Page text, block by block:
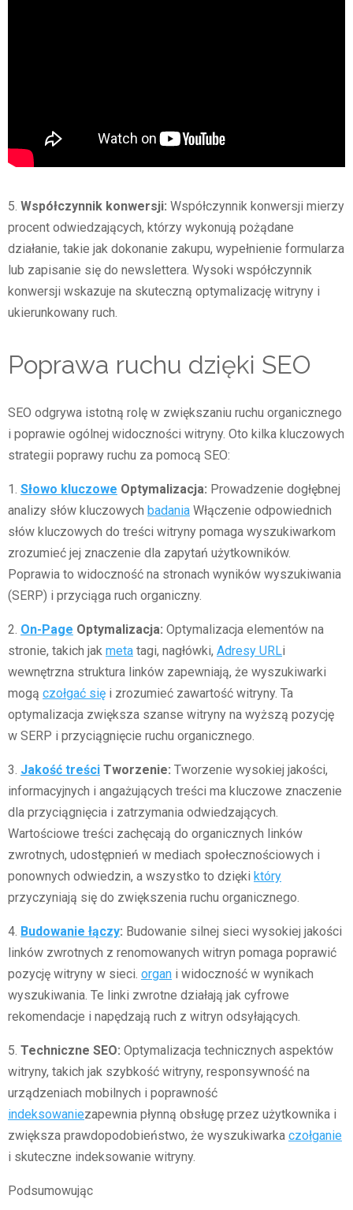
5. Współczynnik konwersji: Współczynnik konwersji mierzy
procent odwiedzających, którzy wykonują pożądane
działanie, takie jak dokonanie zakupu, wypełnienie formularza
lub zapisanie się do newslettera. Wysoki współczynnik
konwersji wskazuje na skuteczną optymalizację witryny i
ukierunkowany ruch.
Poprawa ruchu dzięki SEO
SEO odgrywa istotną rolę w zwiększaniu ruchu organicznego
i poprawie ogólnej widoczności witryny. Oto kilka kluczowych
strategii poprawy ruchu za pomocą SEO:
1. Słowo kluczowe Optymalizacja: Prowadzenie dogłębnej
analizy słów kluczowych badania Włączenie odpowiednich
słów kluczowych do treści witryny pomaga wyszukiwarkom
zrozumieć jej znaczenie dla zapytań użytkowników.
Poprawia to widoczność na stronach wyników wyszukiwania
(SERP) i przyciąga ruch organiczny.
2. On-Page Optymalizacja: Optymalizacja elementów na
stronie, takich jak meta tagi, nagłówki, Adresy URLi
wewnętrzna struktura linków zapewniają, że wyszukiwarki
mogą czołgać się i zrozumieć zawartość witryny. Ta
optymalizacja zwiększa szanse witryny na wyższą pozycję
w SERP i przyciągnięcie ruchu organicznego.
3. Jakość treści Tworzenie: Tworzenie wysokiej jakości,
informacyjnych i angażujących treści ma kluczowe znaczenie
dla przyciągnięcia i zatrzymania odwiedzających.
Wartościowe treści zachęcają do organicznych linków
zwrotnych, udostępnień w mediach społecznościowych i
ponownych odwiedzin, a wszystko to dzięki który
przyczyniają się do zwiększenia ruchu organicznego.
4. Budowanie łączy: Budowanie silnej sieci wysokiej jakości
linków zwrotnych z renomowanych witryn pomaga poprawić
pozycję witryny w sieci. organ i widoczność w wynikach
wyszukiwania. Te linki zwrotne działają jak cyfrowe
rekomendacje i napędzają ruch z witryn odsyłających.
5. Techniczne SEO: Optymalizacja technicznych aspektów
witryny, takich jak szybkość witryny, responsywność na
urządzeniach mobilnych i poprawność
indeksowaniezapewnia płynną obsługę przez użytkownika i
zwiększa prawdopodobieństwo, że wyszukiwarka czołganie
i skuteczne indeksowanie witryny.
Podsumowując